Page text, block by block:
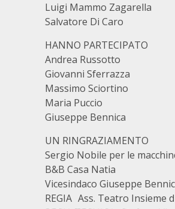
Luigi Mammo Zagarella
Salvatore Di Caro
HANNO PARTECIPATO
Andrea Russotto
Giovanni Sferrazza
Massimo Sciortino
Maria Puccio
Giuseppe Bennica
UN RINGRAZIAMENTO
Sergio Nobile per le
B&B Casa Natia
Vicesindaco Giuseppe
REGIA Ass. Teatro Insieme